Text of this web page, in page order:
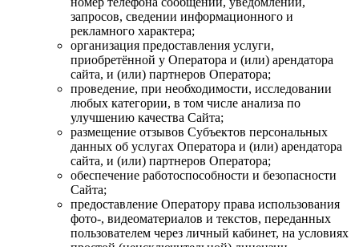
запросов, сведении информационного и
рекламного характера;
организация предоставления услуги,
приобретённой у Оператора и (или) арендатора
сайта, и (или) партнеров Оператора;
проведение, при необходимости, исследовании
любых категории, в том числе анализа по
улучшению качества Сайта;
размещение отзывов Субъектов персональных
данных об услугах Оператора и (или) арендатора
сайта, и (или) партнеров Оператора;
обеспечение работоспособности и безопасности
Сайта;
предоставление Оператору права использования
фото-, видеоматериалов и текстов, переданных
пользователем через личный кабинет, на условиях